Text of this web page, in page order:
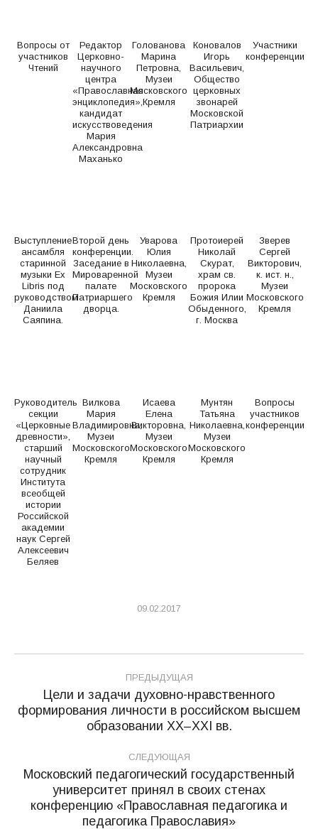
Вопросы от
участников
Чтений
Редактор
Церковно-
научного
центра
«Православная
энциклопедия»,
кандидат
искусствоведения
Мария
Александровна
Маханько
Голованова
Марина
Петровна,
Музеи
Московского
Кремля
Коновалов
Игорь
Васильевич,
Общество
церковных
звонарей
Московской
Патриархии
Участники
конференции
Выступление
ансамбля
старинной
музыки Ex
Libris под
руководством
Даниила
Саяпина.
Второй день
конференции.
Заседание в
Мироваренной
палате
Патриаршего
дворца.
Уварова
Юлия
Николаевна,
Музеи
Московского
Кремля
Протоиерей
Николай
Скурат,
храм св.
пророка
Божия Илии
Обыденного,
г. Москва
Зверев
Сергей
Викторович,
к. ист. н.,
Музеи
Московского
Кремля
Руководитель
секции
«Церковные
древности»,
старший
научный
сотрудник
Института
всеобщей
истории
Российской
академии
наук Сергей
Алексеевич
Беляев
Вилкова
Мария
Владимировна,
Музеи
Московского
Кремля
Исаева
Елена
Викторовна,
Музеи
Московского
Кремля
Мунтян
Татьяна
Николаевна,
Музеи
Московского
Кремля
Вопросы
участников
конференции
09.02.2017
Навигация
записям
ПРЕДЫДУЩАЯ
Предыдущая
запись:
Цели и задачи духовно-нравственного
формирования личности в российском высшем
образовании XX–XXI вв.
СЛЕДУЮЩАЯ
Следующая
запись:
Московский педагогический государственный
университет принял в своих стенах
конференцию «Православная педагогика и
педагогика Православия»